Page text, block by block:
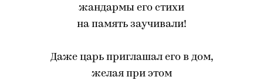
жандармы его стихи
на память заучивали!
Даже царь приглашал его в дом,
желая при этом